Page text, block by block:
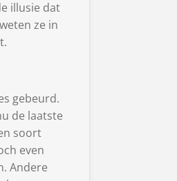
illusie dat
ze in
gebeurd.
de laatste
soort
even
Andere